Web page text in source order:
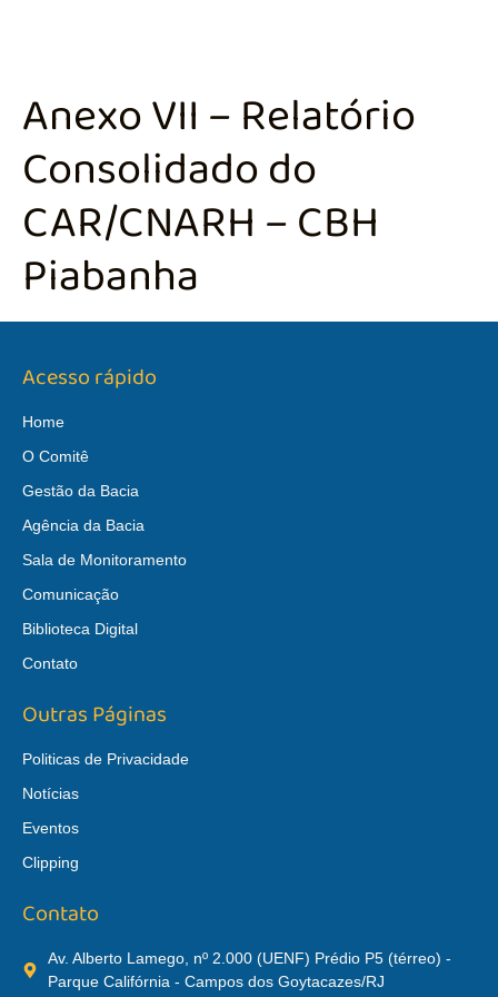
Anexo VII – Relatório
Consolidado do
CAR/CNARH – CBH
Piabanha
Acesso rápido
Home
O Comitê
Gestão da Bacia
Agência da Bacia
Sala de Monitoramento
Comunicação
Biblioteca Digital
Contato
Outras Páginas
Politicas de Privacidade
Notícias
Eventos
Clipping
Contato
Av. Alberto Lamego, nº 2.000 (UENF) Prédio P5 (térreo) -
Parque Califórnia - Campos dos Goytacazes/RJ